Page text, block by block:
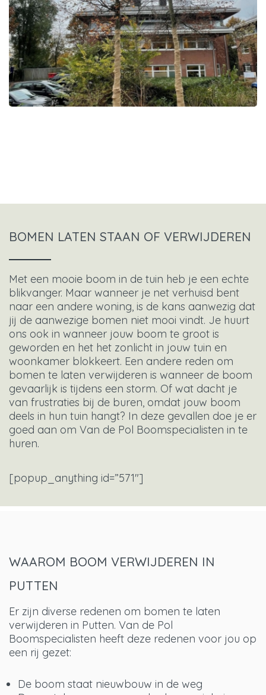
BOMEN LATEN STAAN OF VERWIJDEREN
Met een mooie boom in de tuin heb je een echte
blikvanger. Maar wanneer je net verhuisd bent
naar een andere woning, is de kans aanwezig dat
jij de aanwezige bomen niet mooi vindt. Je huurt
ons ook in wanneer jouw boom te groot is
geworden en het het zonlicht in jouw tuin en
woonkamer blokkeert. Een andere reden om
bomen te laten verwijderen is wanneer de boom
gevaarlijk is tijdens een storm. Of wat dacht je
van frustraties bij de buren, omdat jouw boom
deels in hun tuin hangt? In deze gevallen doe je er
goed aan om Van de Pol Boomspecialisten in te
huren.
[popup_anything id=”571″]
WAAROM BOOM VERWIJDEREN IN
PUTTEN
Er zijn diverse redenen om bomen te laten
verwijderen in Putten. Van de Pol
Boomspecialisten heeft deze redenen voor jou op
een rij gezet:
De boom staat nieuwbouw in de weg